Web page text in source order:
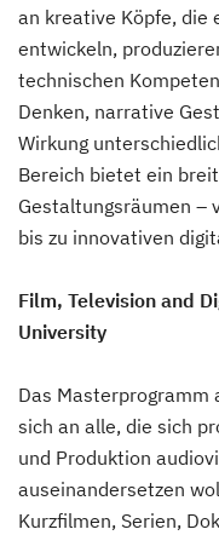
an kreative Köpfe, die
entwickeln,
technischen
Denken, narrative
Wirkung
Bereich bietet ein
Gestaltungsräumen –
bis zu innovativen
Film, Television and
University
Das Masterprogramm
sich an alle, die sich
und Produktion
auseinandersetzen
Kurzfilmen, Serien,